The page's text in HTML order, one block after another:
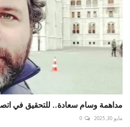
مداهمة وسام سعادة.. للتحقيق في
مايو 30, 2025 0